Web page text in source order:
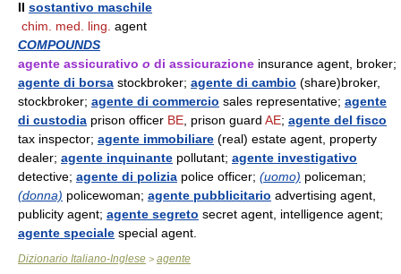
II sostantivo maschile
chim. med. ling. agent
COMPOUNDS
agente assicurativo o di assicurazione insurance agent, broker;
agente di borsa stockbroker; agente di cambio (share)broker,
stockbroker; agente di commercio sales representative; agente
di custodia prison officer BE , prison guard AE; agente del fisco
tax inspector; agente immobiliare (real) estate agent, property
dealer; agente inquinante pollutant; agente investigativo
detective; agente di polizia police officer; (uomo) policeman;
(donna) policewoman; agente pubblicitario advertising agent,
publicity agent; agente segreto secret agent, intelligence agent;
agente speciale special agent.
Dizionario Italiano-Inglese > agente